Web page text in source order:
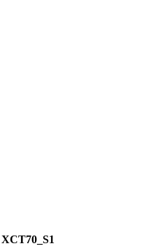
XCT70_S1